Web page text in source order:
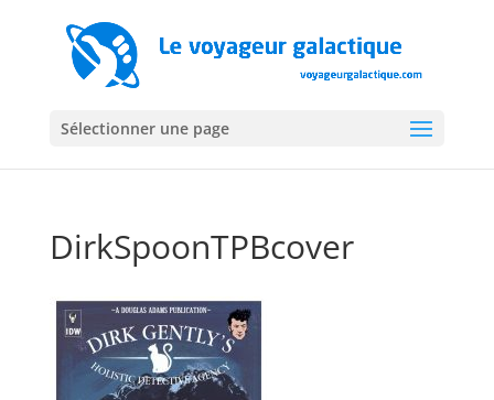
Sélectionner une page
DirkSpoonTPBcover